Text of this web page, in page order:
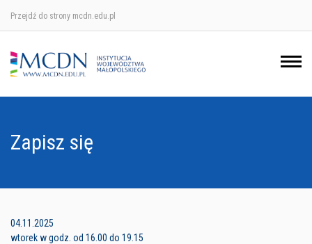
Przejdź do strony mcdn.edu.pl
Zapisz się
04.11.2025
wtorek w godz. od 16.00 do 19.15
Ośrodek w Krakowie
Ośrodek w Nowym Sączu
Ośrodek w Tarnowie